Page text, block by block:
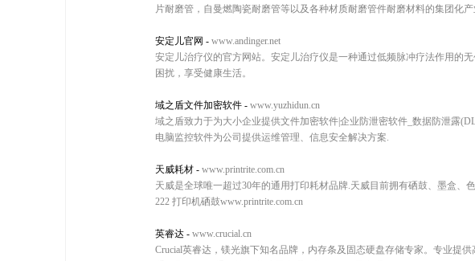
片耐磨管，自曼燃陶瓷耐磨管等以及各种材质耐磨管件耐磨材料的集团化
安定儿官网 - www.andinger.net
安定儿治疗仪的官方网站。安定儿治疗仪是一种通过低频脉冲疗法作用的
困扰，享受健康生活。
域之盾文件加密软件 - www.yuzhidun.cn
域之盾致力于为大小企业提供文件加密软件|企业防泄密软件_数据防泄露
电脑监控软件为公司提供运维管理、信息安全解决方案.
天威耗材 - www.printrite.com.cn
天威是全球唯一超过30年的通用打印耗材品牌.天威目前拥有硒鼓、墨盒、
222 打印机硒鼓www.printrite.com.cn
英睿达 - www.crucial.cn
Crucial英睿达，镁光旗下知名品牌，内存条及固态硬盘存储专家。专业提